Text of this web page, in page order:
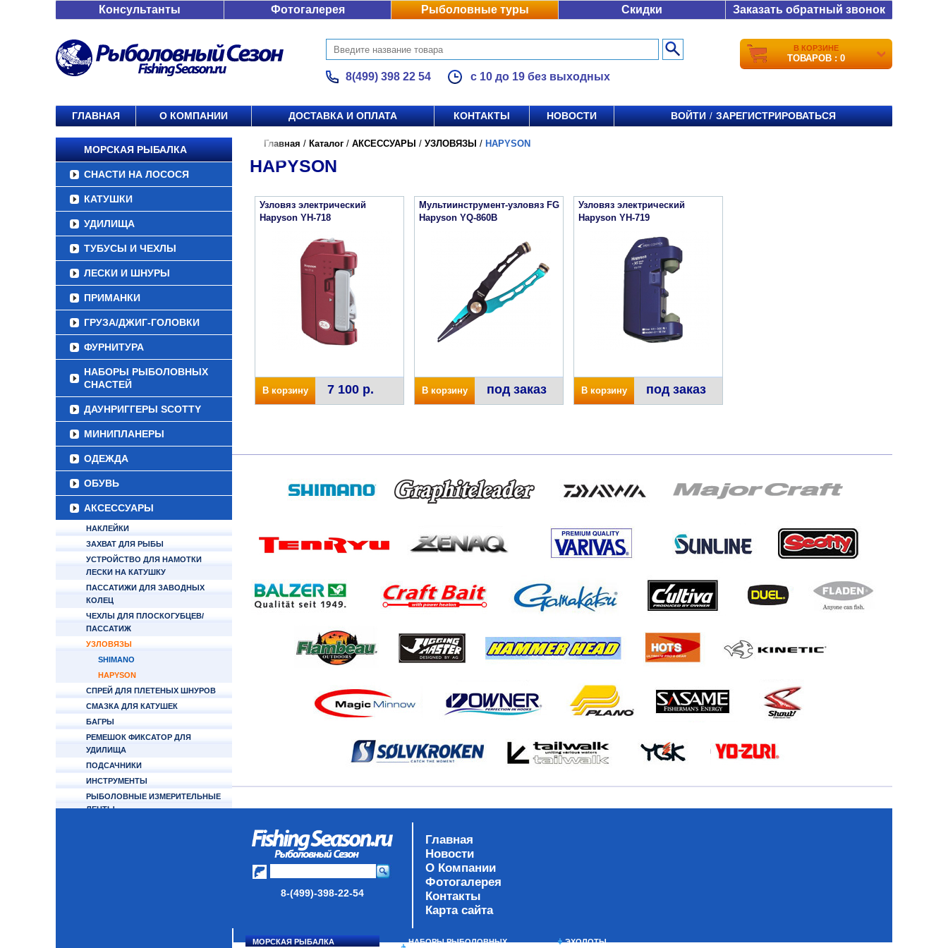
Консультанты Фотогалерея Рыболовные туры Скидки Заказать обратный звонок
8(499) 398 22 54 с 10 до 19 без выходных
В КОРЗИНЕ
ТОВАРОВ : 0
ГЛАВНАЯ О КОМПАНИИ ДОСТАВКА И ОПЛАТА КОНТАКТЫ НОВОСТИ ВОЙТИ / ЗАРЕГИСТРИРОВАТЬСЯ
МОРСКАЯ РЫБАЛКА
СНАСТИ НА ЛОСОСЯ
КАТУШКИ
УДИЛИЩА
ТУБУСЫ И ЧЕХЛЫ
ЛЕСКИ И ШНУРЫ
ПРИМАНКИ
ГРУЗА/ДЖИГ-ГОЛОВКИ
ФУРНИТУРА
НАБОРЫ РЫБОЛОВНЫХ
СНАСТЕЙ
ДАУНРИГГЕРЫ SCOTTY
МИНИПЛАНЕРЫ
ОДЕЖДА
ОБУВЬ
АКСЕССУАРЫ
НАКЛЕЙКИ
ЗАХВАТ ДЛЯ РЫБЫ
УСТРОЙСТВО ДЛЯ НАМОТКИ
ЛЕСКИ НА КАТУШКУ
ПАССАТИЖИ ДЛЯ ЗАВОДНЫХ
КОЛЕЦ
ЧЕХЛЫ ДЛЯ ПЛОСКОГУБЦЕВ/
ПАССАТИЖ
УЗЛОВЯЗЫ
SHIMANO
HAPYSON
СПРЕЙ ДЛЯ ПЛЕТЕНЫХ ШНУРОВ
СМАЗКА ДЛЯ КАТУШЕК
БАГРЫ
РЕМЕШОК ФИКСАТОР ДЛЯ
УДИЛИЩА
ПОДСАЧНИКИ
ИНСТРУМЕНТЫ
РЫБОЛОВНЫЕ ИЗМЕРИТЕЛЬНЫЕ
ЛЕНТЫ
Главная / Каталог / АКСЕССУАРЫ / УЗЛОВЯЗЫ / HAPYSON
HAPYSON
Узловяз электрический
Hapyson YH-718
В корзину 7 100 р.
Мультиинструмент-узловяз FG
Hapyson YQ-860B
В корзину под заказ
Узловяз электрический
Hapyson YH-719
В корзину под заказ
8-(499)-398-22-54
Главная
Новости
О Компании
Фотогалерея
Контакты
Карта сайта
МОРСКАЯ РЫБАЛКА НАБОРЫ РЫБОЛОВНЫХ ЭХОЛОТЫ